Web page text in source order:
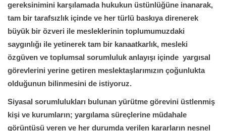
gereksinimini karşılamada hukukun üstünlüğüne inanarak,
tam bir tarafsızlık içinde ve her türlü baskıya direnerek
büyük bir özveri ile mesleklerinin toplumumuzdaki
saygınlığı ile yetinerek tam bir kanaatkarlık, mesleki
özgüven ve toplumsal sorumluluk anlayışı içinde yargısal
görevlerini yerine getiren meslektaşlarımızın çoğunlukta
olduğunun bilinmesini de istiyoruz.
Siyasal sorumlulukları bulunan yürütme görevini üstlenmiş
kişi ve kurumların; yargılama süreçlerine müdahale
görüntüsü veren ve her durumda verilen kararların nesnel